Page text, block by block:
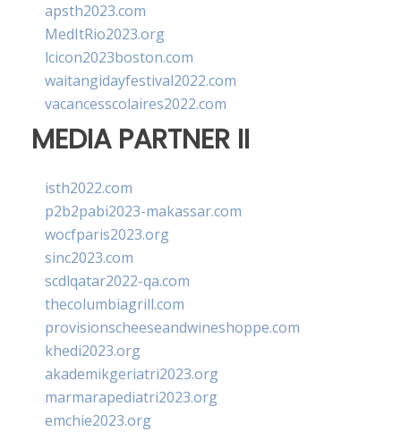
apsth2023.com
MedItRio2023.org
lcicon2023boston.com
waitangidayfestival2022.com
vacancesscolaires2022.com
MEDIA PARTNER II
isth2022.com
p2b2pabi2023-makassar.com
wocfparis2023.org
sinc2023.com
scdlqatar2022-qa.com
thecolumbiagrill.com
provisionscheeseandwineshoppe.com
khedi2023.org
akademikgeriatri2023.org
marmarapediatri2023.org
emchie2023.org